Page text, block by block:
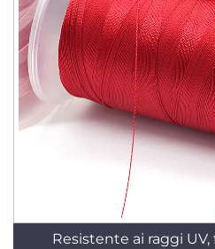
Resistente ai raggi